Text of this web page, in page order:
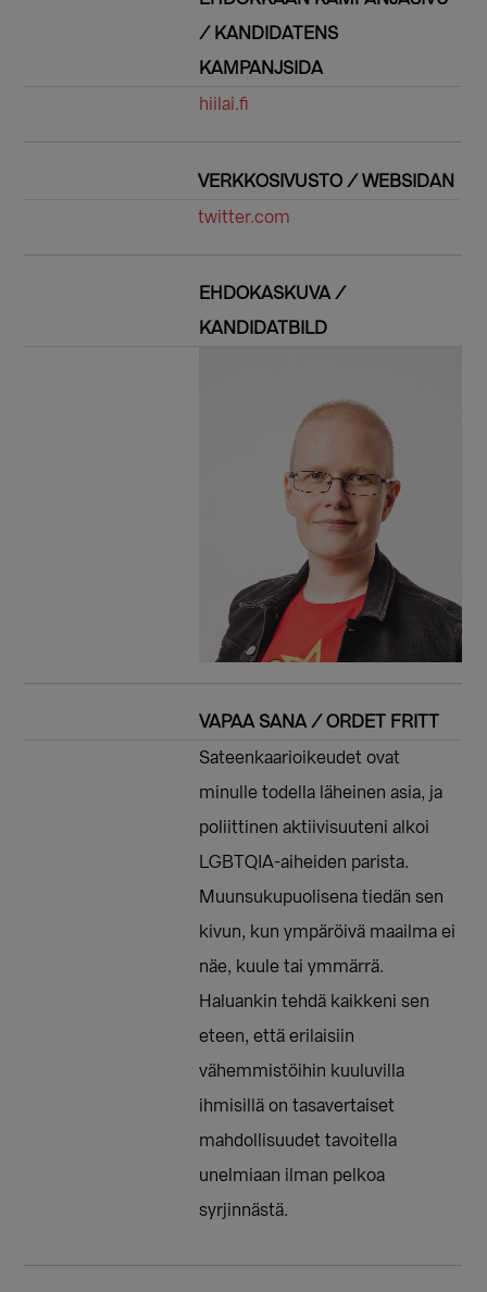
/ KANDIDATENS
KAMPANJSIDA
hiilai.fi
VERKKOSIVUSTO / WEBSIDAN
twitter.com
EHDOKASKUVA /
KANDIDATBILD
VAPAA SANA / ORDET FRITT
Sateenkaarioikeudet ovat
minulle todella läheinen asia, ja
poliittinen aktiivisuuteni alkoi
LGBTQIA-aiheiden parista.
Muunsukupuolisena tiedän sen
kivun, kun ympäröivä maailma ei
näe, kuule tai ymmärrä.
Haluankin tehdä kaikkeni sen
eteen, että erilaisiin
vähemmistöihin kuuluvilla
ihmisillä on tasavertaiset
mahdollisuudet tavoitella
unelmiaan ilman pelkoa
syrjinnästä.